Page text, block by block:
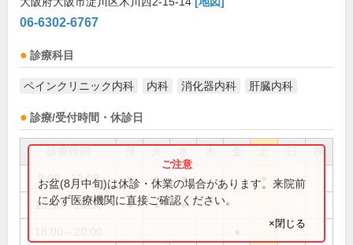
06-6302-6767
診療科目
ペインクリニック内科 内科 消化器内科 肝臓内科
診療/受付時間・休診日
祝
9:00～12:00 ● ● ●
15:30～18:30 ● ● ●
お盆(8月中旬)は休診・休業の場合があります。来院前
に必ず医療機関に直接ご確認ください。
×閉じる